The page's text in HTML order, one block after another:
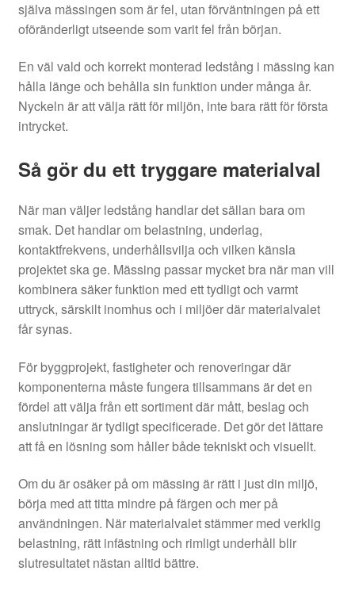
själva mässingen som är fel, utan förväntningen på ett
oföränderligt utseende som varit fel från början.
En väl vald och korrekt monterad ledstång i mässing kan
hålla länge och behålla sin funktion under många år.
Nyckeln är att välja rätt för miljön, inte bara rätt för första
intrycket.
Så gör du ett tryggare materialval
När man väljer ledstång handlar det sällan bara om
smak. Det handlar om belastning, underlag,
kontaktfrekvens, underhållsvilja och vilken känsla
projektet ska ge. Mässing passar mycket bra när man vill
kombinera säker funktion med ett tydligt och varmt
uttryck, särskilt inomhus och i miljöer där materialvalet
får synas.
För byggprojekt, fastigheter och renoveringar där
komponenterna måste fungera tillsammans är det en
fördel att välja från ett sortiment där mått, beslag och
anslutningar är tydligt specificerade. Det gör det lättare
att få en lösning som håller både tekniskt och visuellt.
Om du är osäker på om mässing är rätt i just din miljö,
börja med att titta mindre på färgen och mer på
användningen. När materialvalet stämmer med verklig
belastning, rätt infästning och rimligt underhåll blir
slutresultatet nästan alltid bättre.